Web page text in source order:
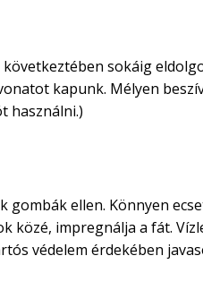
sokáig
kapunk. Mélyen
használni.)
gombák ellen. Könnyen
közé, impregnálja a fát.
védelem érdekében